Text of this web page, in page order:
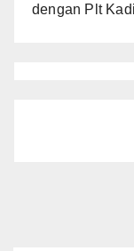
dengan Plt